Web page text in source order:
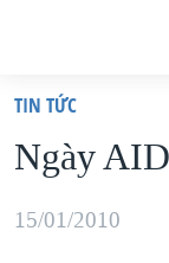
truy
cập
Tới
VIỆT NAM
HOA KỲ
TIN TỨC
Ngày
15/01/2010